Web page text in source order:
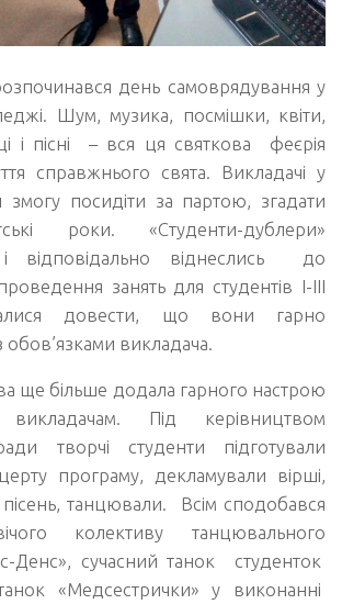
день самоврядування у
Шум, музика, посмішки, квіти,
і пісні – вся ця святкова феєрія
справжнього свята. Викладачі у
посидіти за партою, згадати
роки. «Студенти-дублери»
відповідально віднеслись до
занять для студентів І-ІІІ
довести, що вони гарно
викладача.
ще більше додала гарного настрою
Під керівництвом
творчі студенти підготували
програму, декламували вірші,
пісень, танцювали. Всім сподобався
колективу танцювального
Денс», сучасний танок студенток
«Медсестрички» у виконанні